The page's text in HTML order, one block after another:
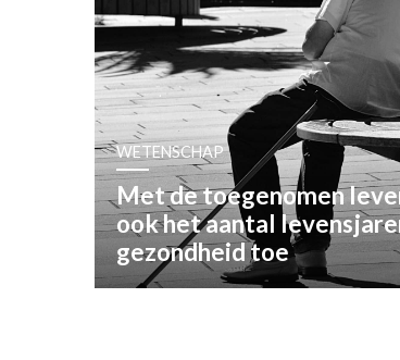
OPINIE
WETENSCHAP
Met de toegenomen
ook het aantal
gezondheid toe